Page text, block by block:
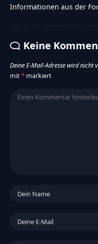
Informationen aus der
Keine
Deine E-Mail-Adresse wird nicht
mit* markiert